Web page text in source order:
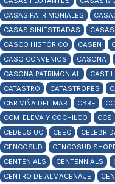
CASAS PATRIMONIALES
CASAS SINIESTRADAS
CASCO HISTÓRICO
CASEN
CASO CONVENIOS
CASONA
CASONA PATRIMONIAL
CATASTRO
CATASTROFES
CBR VIÑA DEL MAR
CBRE
CCM-ELEVA Y COCHILCO
CCS
CEDEUS UC
CEEC
CENCOSUD
CENCOSUD
CENTENIALS
CENTENNIALS
CENTRO DE ALMACENAJE